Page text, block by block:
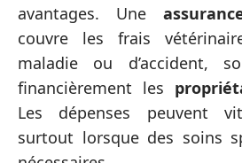
avantages. Une
couvre les frais
maladie ou d’accident,
financièrement les
Les dépenses peuvent
surtout lorsque des soins